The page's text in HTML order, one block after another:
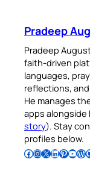
Pradeep
Pradeep
faith-driven
languages,
reflections,
He manages
apps alongside
story). Stay
profiles below.
Follow Pradeep on Facebook Follow Pradeep on InstagramFollow Pradeep on X Follow Pradeep on LinkedIn Follow Pradeep on Pinterest Subscribe to Pradeep’s Youtube Channel Follow Pradeep on WordPress Follow